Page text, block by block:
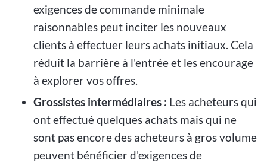
exigences de commande minimale
raisonnables peut inciter les nouveaux
clients à effectuer leurs achats initiaux. Cela
réduit la barrière à l'entrée et les encourage
à explorer vos offres.
Grossistes intermédiaires : Les acheteurs qui
ont effectué quelques achats mais qui ne
sont pas encore des acheteurs à gros volume
peuvent bénéficier d'exigences de